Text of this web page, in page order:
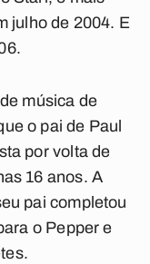
julho de 2004. E
música de
o pai de Paul
por volta de
16 anos. A
pai completou
o Pepper e